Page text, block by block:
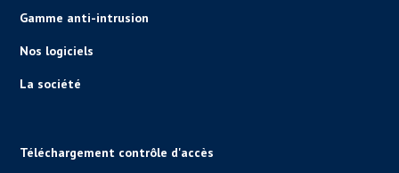
Gamme anti-intrusion
Nos logiciels
La société
Téléchargement contrôle d'accès